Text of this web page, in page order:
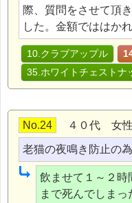
際、質問をさせて頂
した。金額でははか
10.クラブアップル
35.ホワイトチェストナ
No.24 ４０代 女
老猫の夜鳴き防止の為
飲ませて１～２時
まで死んでしま